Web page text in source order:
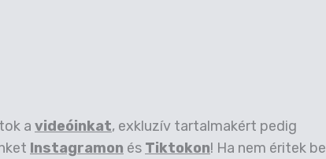
a videóinkat, exkluzív tartalmakért pedig
Instagramon és Tiktokon! Ha nem éritek be